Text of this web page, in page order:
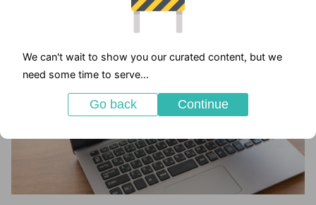
We can't wait to show you our curated content, but we
need some time to serve...
Go back Continue